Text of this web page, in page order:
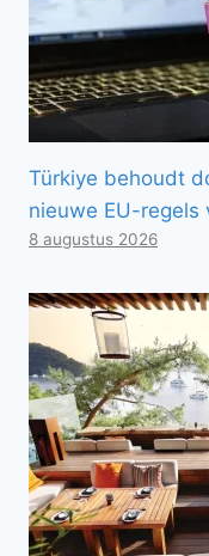
Türkiye behoudt
nieuwe EU-regels
8 augustus 2026